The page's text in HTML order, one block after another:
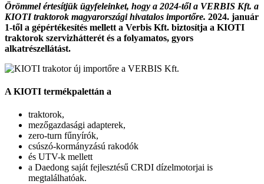
Örömmel értesítjük ügyfeleinket, hogy a 2024-től a VERBIS Kft. a
KIOTI traktorok magyarországi hivatalos importőre. 2024. január
1-től a gépértékesítés mellett a Verbis Kft. biztosítja a KIOTI
traktorok szervizhátterét és a folyamatos, gyors
alkatrészellátást.
A KIOTI termékpalettán a
traktorok,
mezőgazdasági adapterek,
zero-turn fűnyírók,
csúszó-kormányzású rakodók
és UTV-k mellett
a Daedong saját fejlesztésű CRDI dízelmotorjai is
megtalálhatóak.